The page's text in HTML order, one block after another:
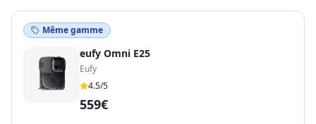
Même gamme
eufy Omni E25
Eufy
4.5/5
559€